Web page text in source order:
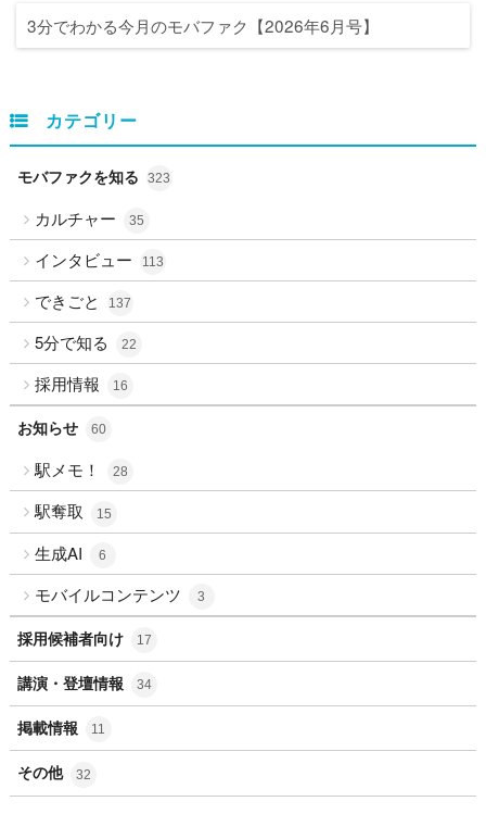
3分でわかる今月のモバファク【2026年6月号】
カテゴリー
モバファクを知る 323
カルチャー 35
インタビュー 113
できごと 137
5分で知る 22
採用情報 16
お知らせ 60
駅メモ！ 28
駅奪取 15
生成AI 6
モバイルコンテンツ 3
採用候補者向け 17
講演・登壇情報 34
掲載情報 11
その他 32